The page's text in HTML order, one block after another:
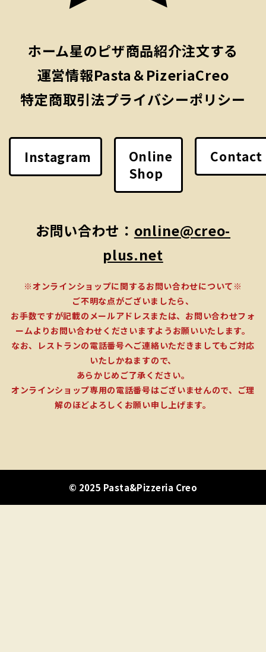
ホーム星のピザ商品紹介注文する
運営情報Pasta＆PizeriaCreo
特定商取引法プライバシーポリシー
Instagram
Online
Shop
Contact
お問い合わせ： online@creo-
plus.net
※オンラインショップに関するお問い合わせについて※
ご不明な点がございましたら、
お手数ですが記載のメールアドレスまたは、お問い合わせフォ
ームよりお問い合わせくださいますようお願いいたします。
なお、レストランの電話番号へご連絡いただきましてもご対応
いたしかねますので、
あらかじめご了承ください。
オンラインショップ専用の電話番号はございませんので、ご理
解のほどよろしくお願い申し上げます。
© 2025 Pasta&Pizzeria Creo